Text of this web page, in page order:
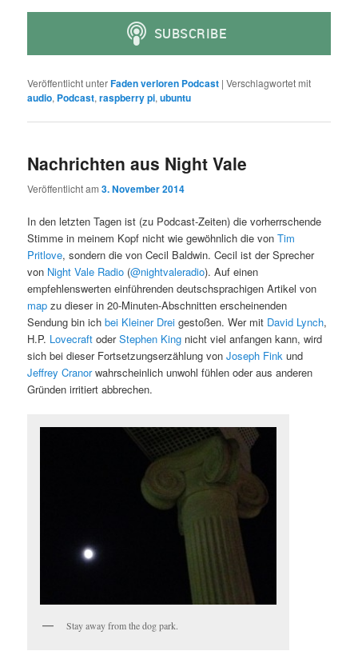
Veröffentlicht unterFaden verloren Podcast |Verschlagwortet mit
audio, Podcast,raspberry pi,ubuntu
Nachrichten aus Night Vale
Veröffentlicht am3. November 2014
In den letzten Tagen ist (zu Podcast-Zeiten) die vorherrschende
Stimme in meinem Kopf nicht wie gewöhnlich die vonTim
Pritlove, sondern die von Cecil Baldwin. Cecil ist der Sprecher
von Night Vale Radio (@nightvaleradio). Auf einen
empfehlenswerten einführenden deutschsprachigen Artikel von
map zu dieser in 20-Minuten-Abschnitten erscheinenden
Sendung bin ichbei Kleiner Drei gestoßen. Wer mit David Lynch,
H.P. Lovecraft oderStephen King nicht viel anfangen kann, wird
sich bei dieser Fortsetzungserzählung vonJoseph Finkund
Jeffrey Cranorwahrscheinlich unwohl fühlen oder aus anderen
Gründen irritiert abbrechen.
Stay away from the dog park.